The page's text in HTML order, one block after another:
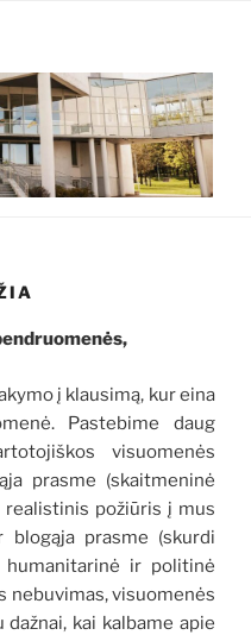
į klausimą, kur eina
Pastebime daug
visuomenės
prasme (skaitmeninė
realistinis požiūris į mus
prasme (skurdi
humanitarinė ir politinė
nebuvimas, visuomenės
dažnai, kai kalbame apie